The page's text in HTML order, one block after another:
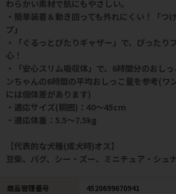
わらかい素材で肌にもやさしい。
・簡単装着＆動き回っても外れにくい！「つ
プ」
・「ぐるっとぴたりギャザー」で、ぴったり
心！
・「安心スリム吸収体」で、6時間分のお
ンちゃんの6時間の平均おしっこ量を参考(ワ
には個体差があります)
・適応サイズ(胴囲)：40～45cm
・適応体重：5.5～7.5kg
【代表的な犬種(成犬時)オス】
豆柴、パグ、シー・ズー、ミニチュア・シュ
商品管理番号 4520699670941